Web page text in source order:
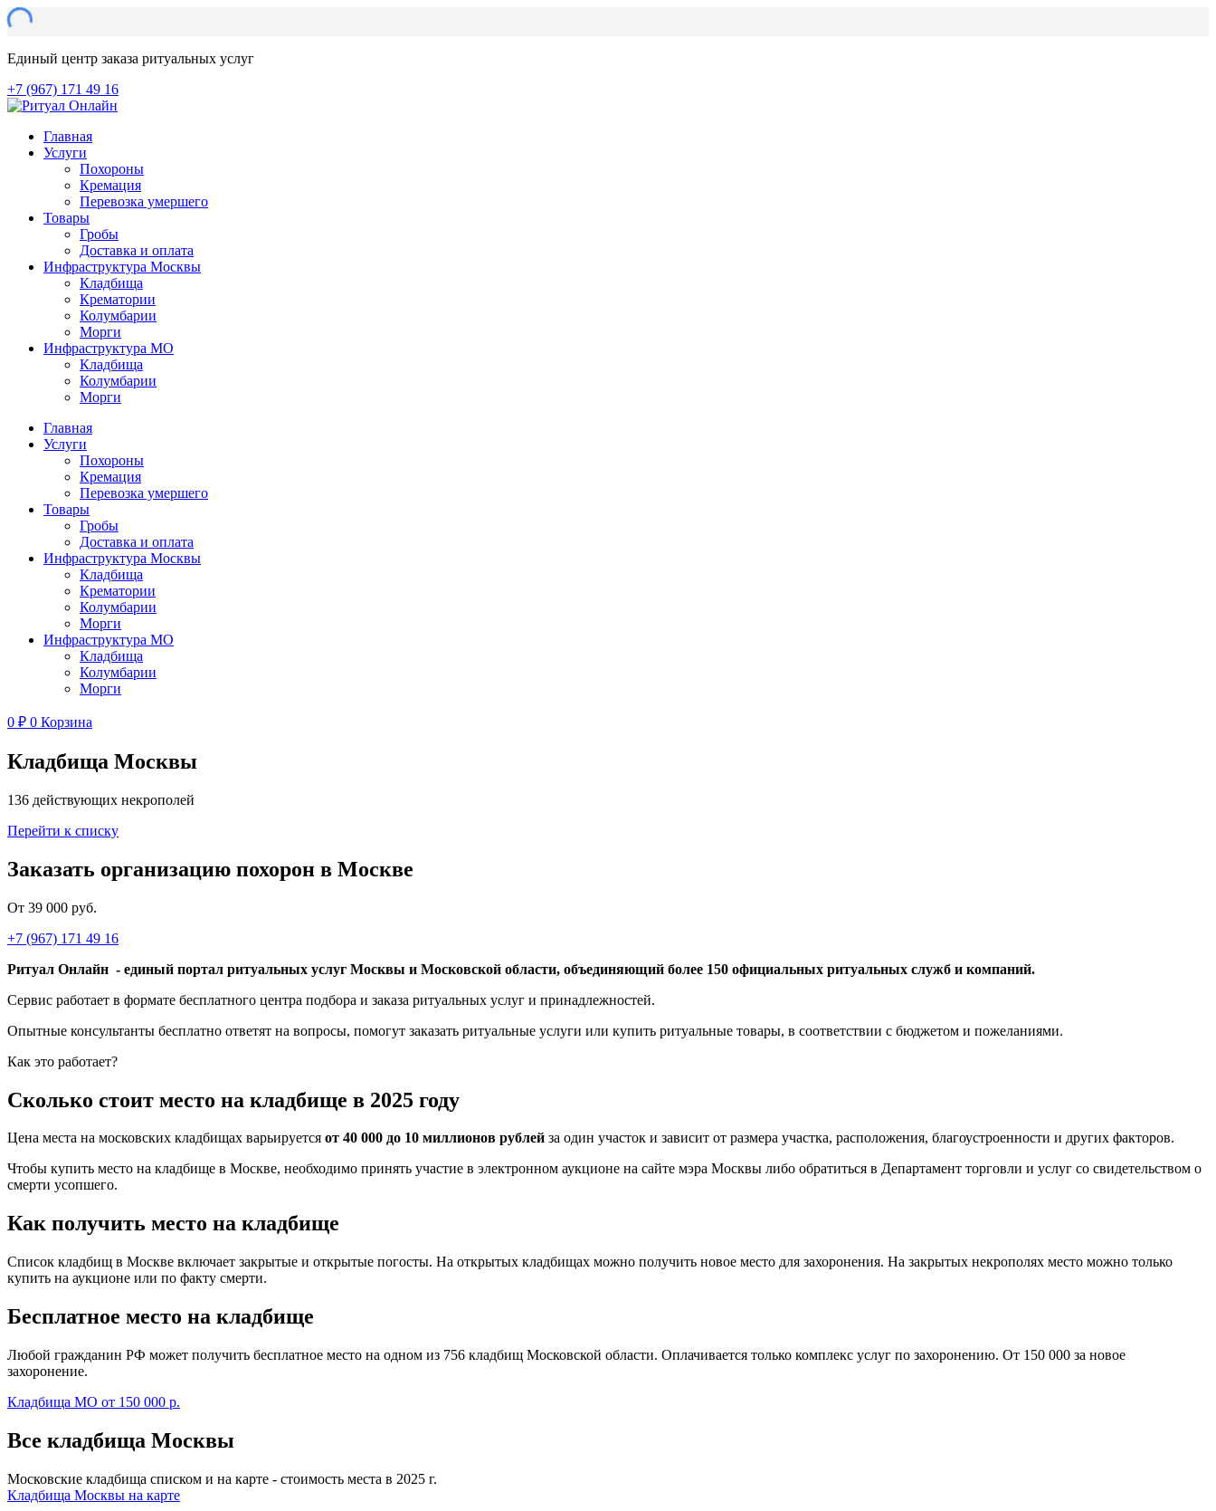
Единый центр заказа ритуальных услуг
+7 (967) 171 49 16
Главная
Услуги
Похороны
Кремация
Перевозка умершего
Товары
Гробы
Доставка и оплата
Инфраструктура Москвы
Кладбища
Крематории
Колумбарии
Морги
Инфраструктура МО
Кладбища
Колумбарии
Морги
Главная
Услуги
Похороны
Кремация
Перевозка умершего
Товары
Гробы
Доставка и оплата
Инфраструктура Москвы
Кладбища
Крематории
Колумбарии
Морги
Инфраструктура МО
Кладбища
Колумбарии
Морги
0 ₽ 0 Корзина
Кладбища Москвы
136 действующих некрополей
Перейти к списку
Заказать организацию похорон в Москве
От 39 000 руб.
+7 (967) 171 49 16
Ритуал Онлайн - единый портал ритуальных услуг Москвы и Московской области, объединяющий более 150 официальных ритуальных служб и компаний.
Сервис работает в формате бесплатного центра подбора и заказа ритуальных услуг и принадлежностей.
Опытные консультанты бесплатно ответят на вопросы, помогут заказать ритуальные услуги или купить ритуальные товары, в соответствии с бюджетом и пожеланиями.
Как это работает?
Сколько стоит место на кладбище в 2025 году
Цена места на московских кладбищах варьируется от 40 000 до 10 миллионов рублей за один участок и зависит от размера участка, расположения, благоустроенности и других факторов.
Чтобы купить место на кладбище в Москве, необходимо принять участие в электронном аукционе на сайте мэра Москвы либо обратиться в Департамент торговли и услуг со свидетельством о
смерти усопшего.
Как получить место на кладбище
Список кладбищ в Москве включает закрытые и открытые погосты. На открытых кладбищах можно получить новое место для захоронения. На закрытых некрополях место можно только
купить на аукционе или по факту смерти.
Бесплатное место на кладбище
Любой гражданин РФ может получить бесплатное место на одном из 756 кладбищ Московской области. Оплачивается только комплекс услуг по захоронению. От 150 000 за новое
захоронение.
Кладбища МО от 150 000 р.
Все кладбища Москвы
Московские кладбища списком и на карте - стоимость места в 2025 г.
Кладбища Москвы на карте